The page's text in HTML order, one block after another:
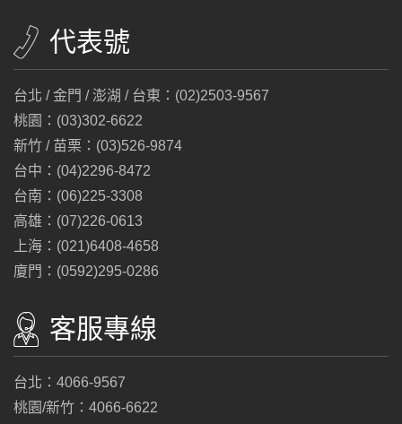
代表號
台北 / 金門 / 澎湖 / 台東：(02)2503-9567
桃園：(03)302-6622
新竹 / 苗栗：(03)526-9874
台中：(04)2296-8472
台南：(06)225-3308
高雄：(07)226-0613
上海：(021)6408-4658
廈門：(0592)295-0286
客服專線
台北：4066-9567
桃園/新竹：4066-6622